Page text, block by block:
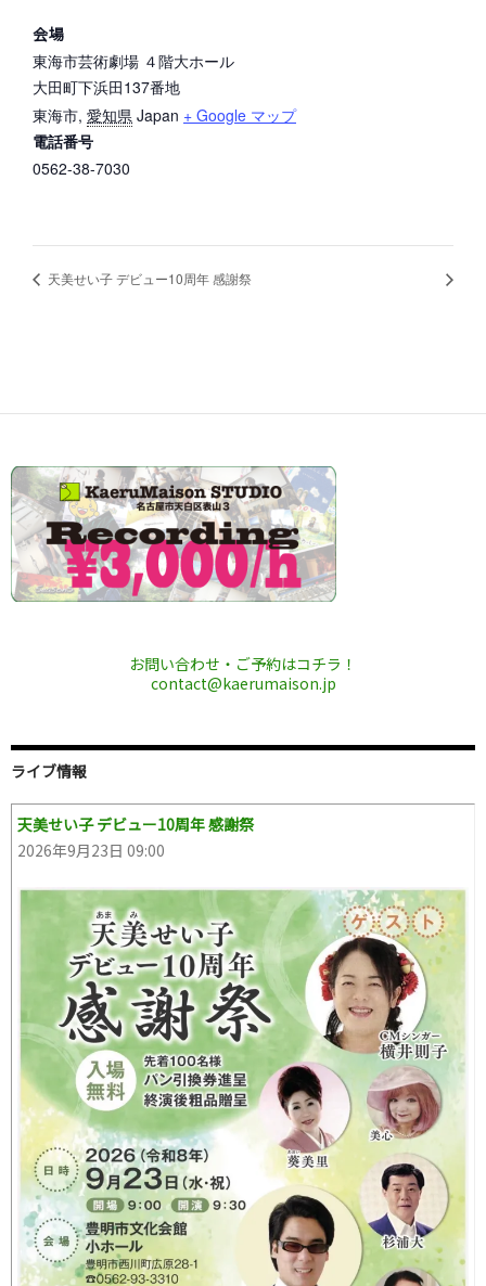
会場
東海市芸術劇場 ４階大ホール
大田町下浜田137番地
東海市, 愛知県 Japan + Google マップ
電話番号
0562-38-7030
天美せい子 デビュー10周年 感謝祭
お問い合わせ・ご予約はコチラ！
contact@kaerumaison.jp
ライブ情報
天美せい子 デビュー10周年 感謝祭
2026年9月23日 09:00